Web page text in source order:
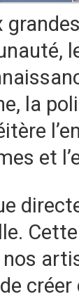
la
et
créer